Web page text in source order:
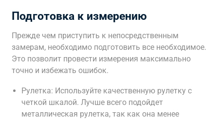
Подготовка к измерению
Прежде чем приступить к непосредственным
замерам, необходимо подготовить все необходимое.
Это позволит провести измерения максимально
точно и избежать ошибок.
Рулетка: Используйте качественную рулетку с
четкой шкалой. Лучше всего подойдет
металлическая рулетка, так как она менее